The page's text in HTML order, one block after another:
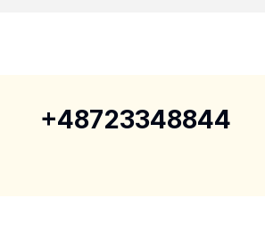
+48723348844